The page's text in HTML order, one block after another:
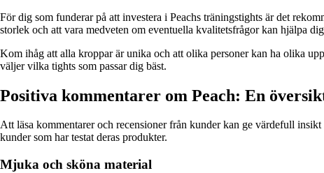
För dig som funderar på att investera i Peachs träningstights är det
storlek och att vara medveten om eventuella kvalitetsfrågor kan hjälpa
Kom ihåg att alla kroppar är unika och att olika personer kan ha olika
väljer vilka tights som passar dig bäst.
Positiva kommentarer om Peach: En
Att läsa kommentarer och recensioner från kunder kan ge värdefull
kunder som har testat deras produkter.
Mjuka och sköna material